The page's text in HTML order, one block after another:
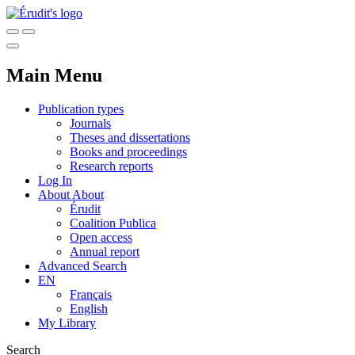
Main Menu
Publication types
Journals
Theses and dissertations
Books and proceedings
Research reports
Log In
About About
Érudit
Coalition Publica
Open access
Annual report
Advanced Search
EN
Français
English
My Library
Search